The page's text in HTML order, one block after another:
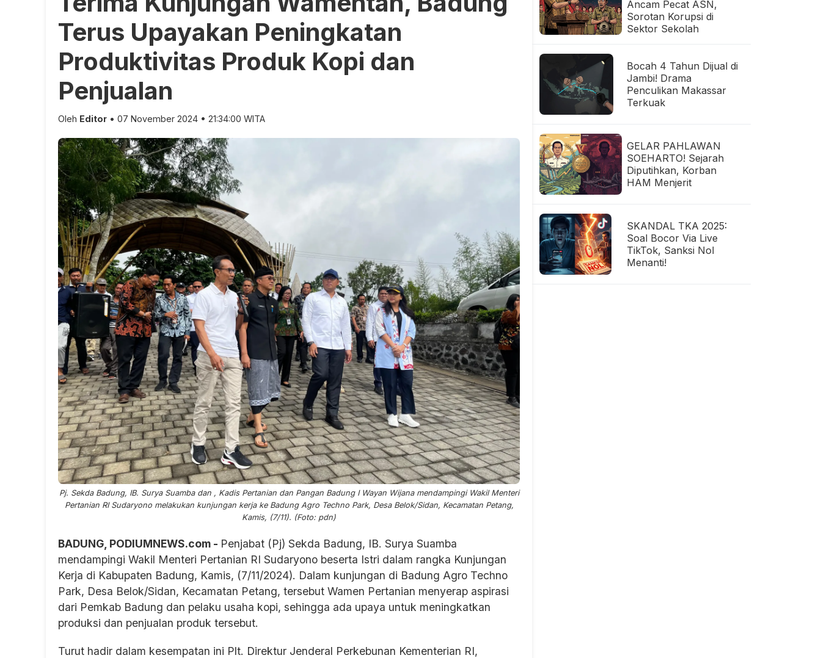
Terus Upayakan Peningkatan
Produktivitas Produk Kopi dan
Penjualan
Oleh Editor • 07 November 2024 • 21:34:00 WITA
Pj. Sekda Badung, IB. Surya Suamba dan , Kadis Pertanian dan Pangan Badung I Wayan Wijana mendampingi Wakil Menteri
Pertanian RI Sudaryono melakukan kunjungan kerja ke Badung Agro Techno Park, Desa Belok/Sidan, Kecamatan Petang,
Kamis, (7/11). (Foto: pdn)
BADUNG, PODIUMNEWS.com - Penjabat (Pj) Sekda Badung, IB. Surya Suamba
mendampingi Wakil Menteri Pertanian RI Sudaryono beserta Istri dalam rangka Kunjungan
Kerja di Kabupaten Badung, Kamis, (7/11/2024). Dalam kunjungan di Badung Agro Techno
Park, Desa Belok/Sidan, Kecamatan Petang, tersebut Wamen Pertanian menyerap aspirasi
dari Pemkab Badung dan pelaku usaha kopi, sehingga ada upaya untuk meningkatkan
produksi dan penjualan produk tersebut.
Turut hadir dalam kesempatan ini Plt. Direktur Jenderal Perkebunan Kementerian RI,
Ancam Pecat ASN,
Sorotan Korupsi di
Sektor Sekolah
Bocah 4 Tahun Dijual di
Jambi! Drama
Penculikan Makassar
Terkuak
GELAR PAHLAWAN
SOEHARTO! Sejarah
Diputihkan, Korban
HAM Menjerit
SKANDAL TKA 2025:
Soal Bocor Via Live
TikTok, Sanksi Nol
Menanti!